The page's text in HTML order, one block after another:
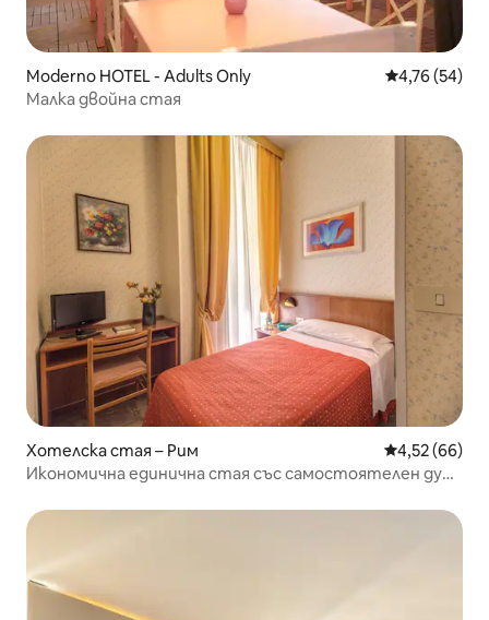
Moderno HOTEL - Adults Only Средна
4,76 (54)
Малка двойна стая
Хотелска стая – Рим Средна
4,52 (66)
Икономична единична стая със самостоятелен душ/